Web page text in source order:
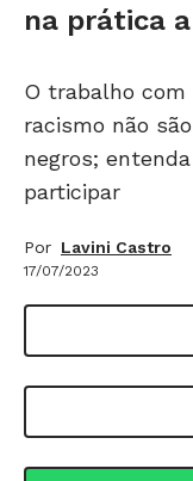
na prática
O trabalho com
racismo não
negros;
participar
Por Lavini Castro
17/07/2023